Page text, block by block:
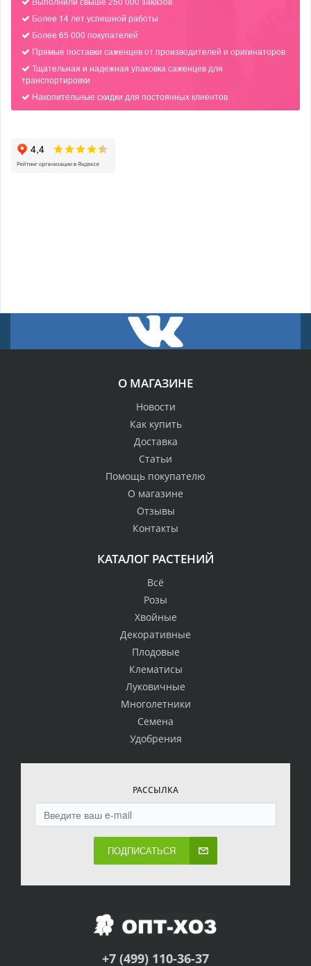
Более 14 лет успешной работы
Более 65 000 покупателей
Прямые поставки саженцев от производителей и оригинаторов
Тщательная и надежная упаковка саженцев для
транспортировки
Накопительные скидки для постоянных клиентов
О МАГАЗИНЕ
Новости
Как купить
Доставка
Статьи
Помощь покупателю
О магазине
Отзывы
Контакты
КАТАЛОГ РАСТЕНИЙ
Всё
Розы
Хвойные
Декоративные
Плодовые
Клематисы
Луковичные
Многолетники
Семена
Удобрения
РАССЫЛКА
ПОДПИСАТЬСЯ
+7 (499) 110-36-37